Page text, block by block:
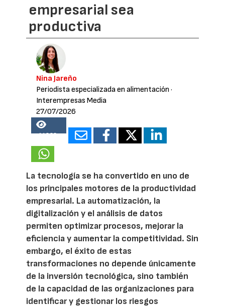
empresarial sea
productiva
Nina Jareño
Periodista especializada en alimentación ·
Interempresas Media
27/07/2026
14833
La tecnología se ha convertido en uno de
los principales motores de la productividad
empresarial. La automatización, la
digitalización y el análisis de datos
permiten optimizar procesos, mejorar la
eficiencia y aumentar la competitividad. Sin
embargo, el éxito de estas
transformaciones no depende únicamente
de la inversión tecnológica, sino también
de la capacidad de las organizaciones para
identificar y gestionar los riesgos